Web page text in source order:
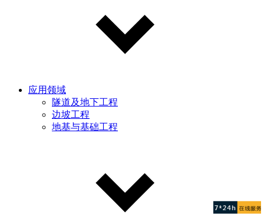
应用领域
隧道及地下工程
边坡工程
地基与基础工程